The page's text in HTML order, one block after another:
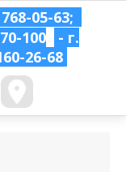
05-63;
100
- г.
26-68